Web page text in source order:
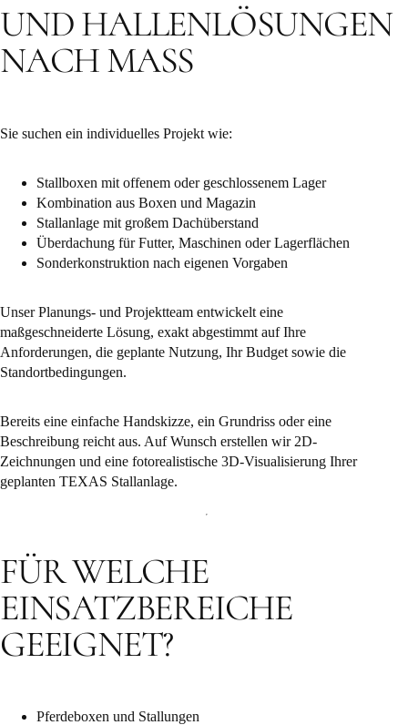
UND HALLENLÖSUNGEN
NACH MASS
Sie suchen ein individuelles Projekt wie:
Stallboxen mit offenem oder geschlossenem Lager
Kombination aus Boxen und Magazin
Stallanlage mit großem Dachüberstand
Überdachung für Futter, Maschinen oder Lagerflächen
Sonderkonstruktion nach eigenen Vorgaben
Unser Planungs- und Projektteam entwickelt eine
maßgeschneiderte Lösung, exakt abgestimmt auf Ihre
Anforderungen, die geplante Nutzung, Ihr Budget sowie die
Standortbedingungen.
Bereits eine einfache Handskizze, ein Grundriss oder eine
Beschreibung reicht aus. Auf Wunsch erstellen wir 2D-
Zeichnungen und eine fotorealistische 3D-Visualisierung Ihrer
geplanten TEXAS Stallanlage.
FÜR WELCHE
EINSATZBEREICHE
GEEIGNET?
Pferdeboxen und Stallungen